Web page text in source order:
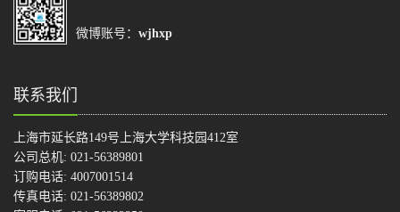
微博账号： wjhxp
联系我们
上海市延长路149号上海大学科技园412室
公司总机: 021-56389801
订购电话: 4007001514
传真电话: 021-56389802